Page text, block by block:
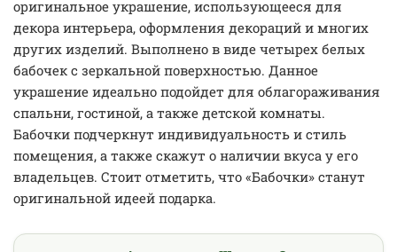
оригинальное украшение, использующееся для
декора интерьера, оформления декораций и многих
других изделий. Выполнено в виде четырех белых
бабочек с зеркальной поверхностью. Данное
украшение идеально подойдет для облагораживания
спальни, гостиной, а также детской комнаты.
Бабочки подчеркнут индивидуальность и стиль
помещения, а также скажут о наличии вкуса у его
владельцев. Стоит отметить, что «Бабочки» станут
оригинальной идеей подарка.